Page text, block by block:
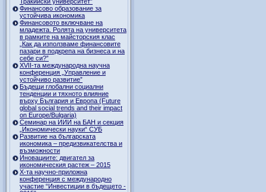
Финансово образование за
устойчива икономика
Финансовото включване на
младежта. Ролята на университета
в рамките на майсторския клас
„Как да използваме финансовите
пазари в подкрепа на бизнеса и на
себе си?”
XVII-та международна научна
конференция „Управление и
устойчиво развитие”
Бъдещи глобални социални
тенденции и тяхното влияние
върху България и Европа (Future
global social trends and their impact
on Europe/Bulgaria)
Семинар на ИИИ на БАН и секция
„Икономически науки“ СУБ
Развитие на българската
икономика – предизвикателства и
възможности
Иновациите: двигател за
икономическия растеж – 2015
Х-та научно-приложна
конференция с международно
участие “Инвестиции в бъдещето -